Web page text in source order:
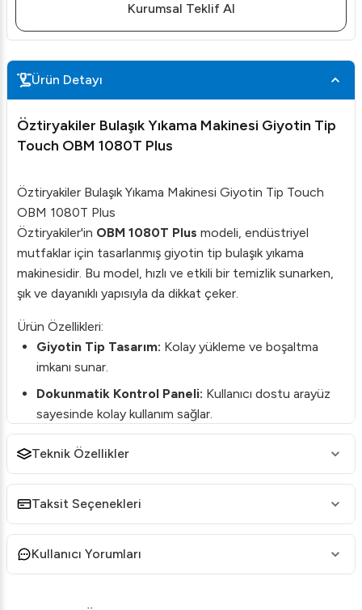
Kurumsal Teklif Al
Ürün Detayı
Öztiryakiler Bulaşık Yıkama Makinesi Giyotin Tip
Touch OBM 1080T Plus
Öztiryakiler Bulaşık Yıkama Makinesi Giyotin Tip Touch
OBM 1080T Plus
Öztiryakiler'in OBM 1080T Plus modeli, endüstriyel
mutfaklar için tasarlanmış giyotin tip bulaşık yıkama
makinesidir. Bu model, hızlı ve etkili bir temizlik sunarken,
şık ve dayanıklı yapısıyla da dikkat çeker.
Ürün Özellikleri:
Giyotin Tip Tasarım: Kolay yükleme ve boşaltma
imkanı sunar.
Dokunmatik Kontrol Paneli: Kullanıcı dostu arayüz
sayesinde kolay kullanım sağlar.
kullanım için idealdir.
Yüksek Kapasite:Yoğun kullanımlar için mükemmeldir,
saatlik kapasitesi ile öne çıkar.
Enerji Tasarrufu:Akıllı teknolojisi sayesinde enerji
tüketimini minimize eder.
Teknik Özellikler
Taksit Seçenekleri
Kullanıcı Yorumları